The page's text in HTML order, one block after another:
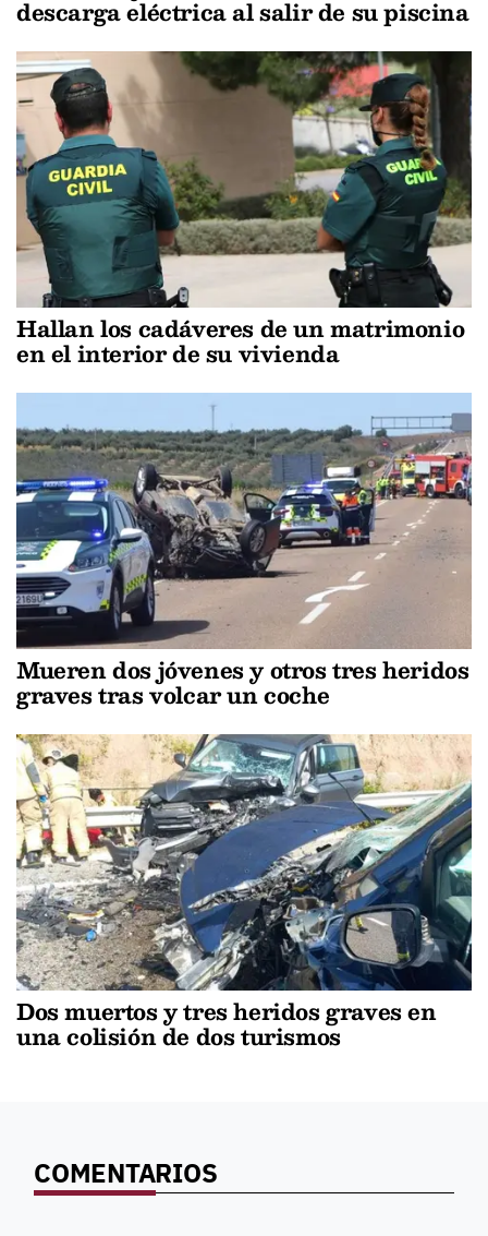
descarga eléctrica al salir de su piscina
Hallan los cadáveres de un matrimonio
en el interior de su vivienda
Mueren dos jóvenes y otros tres heridos
graves tras volcar un coche
Dos muertos y tres heridos graves en
una colisión de dos turismos
COMENTARIOS